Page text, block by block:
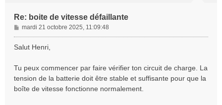
Re: boite de vitesse défaillante
M
e
s
g
e
mardi 21 octobre 2025, 11:09:48
Salut Henri,
Tu peux commencer par faire vérifier ton circuit de charge. La
tension de la batterie doit être stable et suffisante pour que la
boîte de vitesse fonctionne normalement.